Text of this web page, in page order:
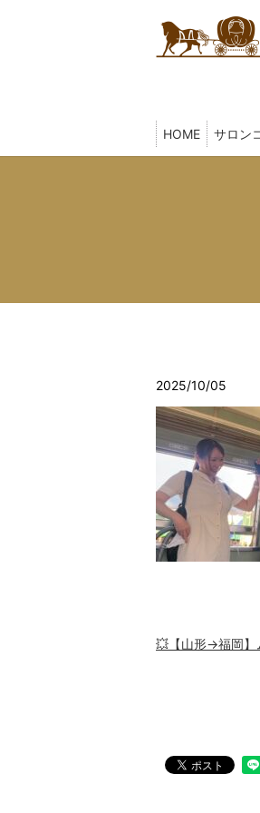
HOME サロン
2025/10/05
💥【山形→福岡】